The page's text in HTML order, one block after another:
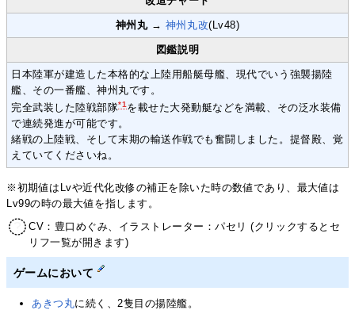
神州丸→ 神州丸改(Lv48)
図鑑説明
日本陸軍が建造した本格的な上陸用船艇母艦、現代でいう強襲揚陸
艦、その一番艦、神州丸です。
完全武装した陸戦部隊*1 を載せた大発動艇などを満載、その泛水装備
で連続発進が可能です。
緒戦の上陸戦、そして末期の輸送作戦でも奮闘しました。提督殿、覚
えていてくださいね。
※初期値はLvや近代化改修の補正を除いた時の数値であり、最大値は
Lv99の時の最大値を指します。
CV：豊口めぐみ、イラストレーター：パセリ (クリックするとセ
リフ一覧が開きます)
ゲームにおいて
あきつ丸に続く、2隻目の揚陸艦。